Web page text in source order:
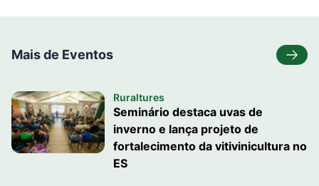
Mais de Eventos
Ruraltures
Seminário destaca uvas de
inverno e lança projeto de
fortalecimento da vitivinicultura no
ES